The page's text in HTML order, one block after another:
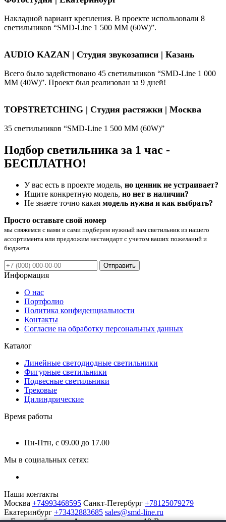
Накладной вариант крепления. В проекте использовали 8
светильников “SMD-Line 1 500 ММ (60W)”.
AUDIO KAZAN | Студия звукозаписи | Казань
Всего было задействовано 45 светильников “SMD-Line 1 000
ММ (40W)”. Проект был реализован за 9 дней!
TOPSTRETCHING | Студия растяжки | Москва
35 светильников “SMD-Line 1 500 ММ (60W)”
Подбор светильника за 1 час -
БЕСПЛАТНО!
У вас есть в проекте модель, но ценник не устраивает?
Ищите конкретную модель, но нет в наличии?
Не знаете точно какая модель нужна и как выбрать?
Просто оставьте свой номер
мы свяжемся с вами и сами подберем нужный вам светильник из нашего
ассортимента или предложим нестандарт с учетом ваших пожеланий и
бюджета
Отправить
Информация
О нас
Портфолио
Политика конфиденциальности
Контакты
Согласие на обработку персональных данных
Каталог
Линейные светодиодные светильники
Фигурные светильники
Подвесные светильники
Трековые
Цилиндрические
Время работы
Пн-Птн, с 09.00 до 17.00
Мы в социальных сетях:
Наши контакты
Москва +74993468595 Санкт-Петербург +78125079279
Екатеринбург +73432883685 sales@smd-line.ru